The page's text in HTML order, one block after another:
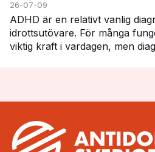
26-07-09
ADHD är en relativt vanlig
idrottsutövare. För många
viktig kraft i vardagen, men